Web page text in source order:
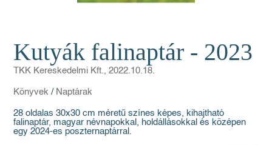
Kutyák falinaptár - 2023
TKK Kereskedelmi Kft., 2022.10.18.
Könyvek / Naptárak
28 oldalas 30x30 cm méretű színes képes, kihajtható
falinaptár, magyar névnapokkal, holdállásokkal és középen
egy 2024-es poszternaptárral.